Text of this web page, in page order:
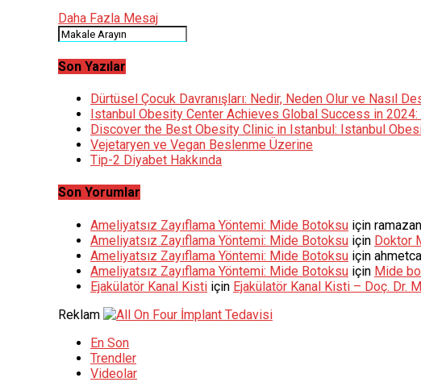
Daha Fazla Mesaj
Son Yazılar
Dürtüsel Çocuk Davranışları: Nedir, Neden Olur ve Nasıl
Istanbul Obesity Center Achieves Global Success in
Discover the Best Obesity Clinic in Istanbul: Istanbul
Vejetaryen ve Vegan Beslenme Üzerine
Tip-2 Diyabet Hakkında
Son Yorumlar
Ameliyatsız Zayıflama Yöntemi: Mide Botoksu için ramazan
Ameliyatsız Zayıflama Yöntemi: Mide Botoksu için Doktor
Ameliyatsız Zayıflama Yöntemi: Mide Botoksu için
Ameliyatsız Zayıflama Yöntemi: Mide Botoksu için Mide
Ejakülatör Kanal Kisti için Ejakülatör Kanal Kisti – Doç. Dr.
Reklam
En Son
Trendler
Videolar